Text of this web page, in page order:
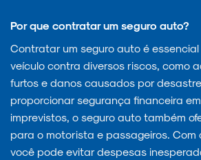
Por que contratar um seguro auto?
Contratar um seguro auto é
veículo contra diversos riscos, como
furtos e danos causados por
proporcionar segurança financeira
imprevistos, o seguro auto também
para o motorista e passageiros. Com
você pode evitar despesas